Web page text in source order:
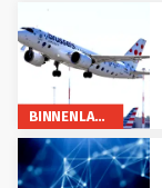
BINNENLAND